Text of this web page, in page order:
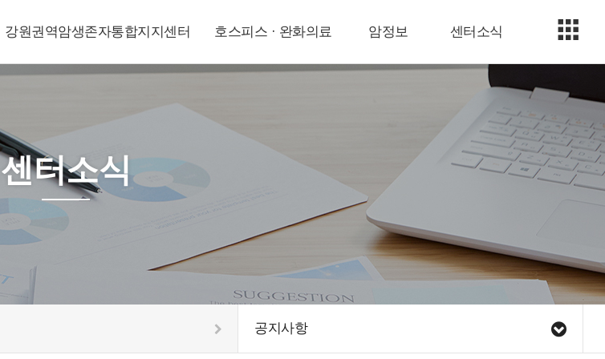
강원권역암생존자통합지지센터 호스피스 · 완화의료 암정보 센터소식
센터소식
공지사항